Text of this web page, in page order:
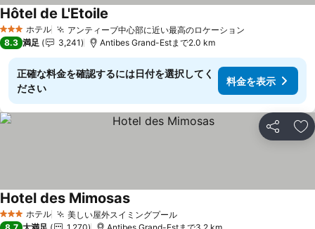
3 ホテルのランク
ホテル アンティーブ中心部に近い最高のロケーション
Hôtel de L'Etoile
8.3 満足 3,241 Antibes Grand-Estまで2.0 km
正確な料金を確認するには日付を選択してく
ださい
料金を表示
シェア お
3 ホテルのランク
ホテル 美しい屋外スイミングプール
Hotel des Mimosas